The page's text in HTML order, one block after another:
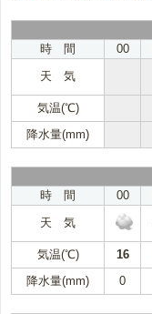
時 間
00
天 気
気温(℃)
降水量(mm)
時 間
00
天 気
気温(℃) 16
降水量(mm)
0